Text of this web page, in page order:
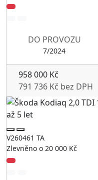
DO PROVOZU
7/2024
958 000 Kč
791 736 Kč bez DPH
V260461 TA
Zlevněno o 20 000 Kč